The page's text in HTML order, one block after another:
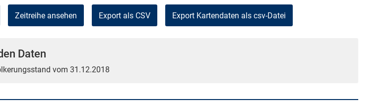
Zeitreihe ansehen Export als CSV
Daten
vom 31.12.2018